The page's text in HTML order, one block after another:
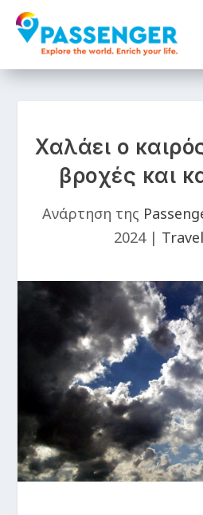
Χαλάει ο
βροχές και
Ανάρτηση της
2024|